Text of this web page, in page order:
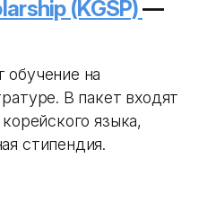
(KGSP)—
обучение на
В пакет входят
языка,
стипендия.